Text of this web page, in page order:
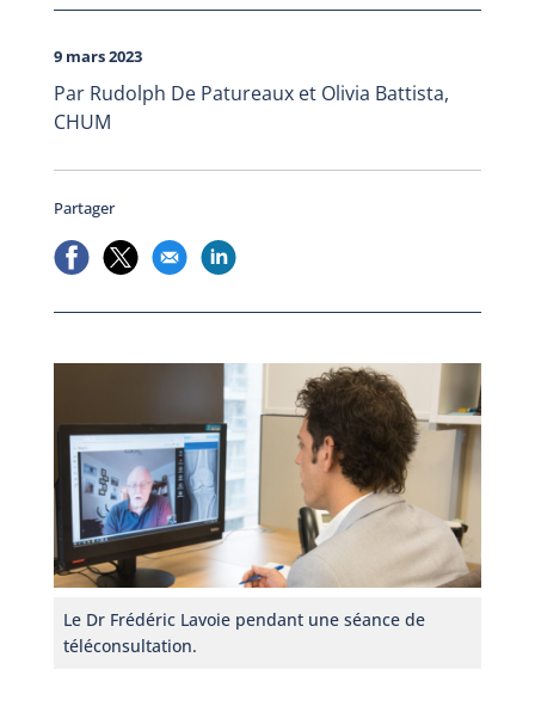
9 mars 2023
Par Rudolph De Patureaux et Olivia Battista,
CHUM
Partager
Le Dr Frédéric Lavoie pendant une séance de
téléconsultation.